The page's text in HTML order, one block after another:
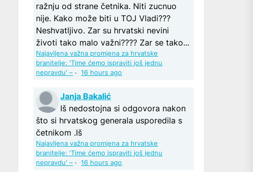
ražnju od strane četnika. Niti zucnuo
nije. Kako može biti u TOJ Vladi???
Neshvatljivo. Zar su hrvatski nevini
životi tako malo važni???? Zar se tako...
Najavljena važna promjena za hrvatske
branitelje: 'Time ćemo ispraviti još jednu
nepravdu' – ·16 hours ago
Janja Bakalić
Iš nedostojna si odgovora nakon
što si hrvatskog generala usporedila s
četnikom .Iš
Najavljena važna promjena za hrvatske
branitelje: 'Time ćemo ispraviti još jednu
nepravdu' – ·16 hours ago